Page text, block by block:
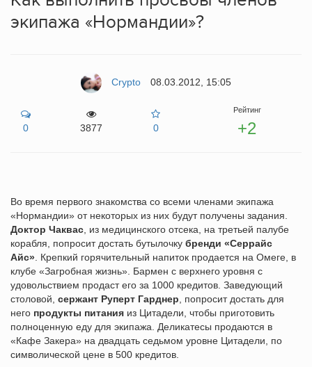
экипажа «Нормандии»?
Crypto 08.03.2012, 15:05
0 3877 0
Рейтинг
+2
Во время первого знакомства со всеми членами экипажа
«Нормандии» от некоторых из них будут получены задания.
Доктор Чаквас , из медицинского отсека, на третьей палубе
корабля, попросит достать бутылочку бренди «Серрайс
Айс» . Крепкий горячительный напиток продается на Омеге, в
клубе «Загробная жизнь». Бармен с верхнего уровня с
удовольствием продаст его за 1000 кредитов. Заведующий
столовой, сержант Руперт Гарднер , попросит достать для
него продукты питания из Цитадели, чтобы приготовить
полноценную еду для экипажа. Деликатесы продаются в
«Кафе Закера» на двадцать седьмом уровне Цитадели, по
символической цене в 500 кредитов.